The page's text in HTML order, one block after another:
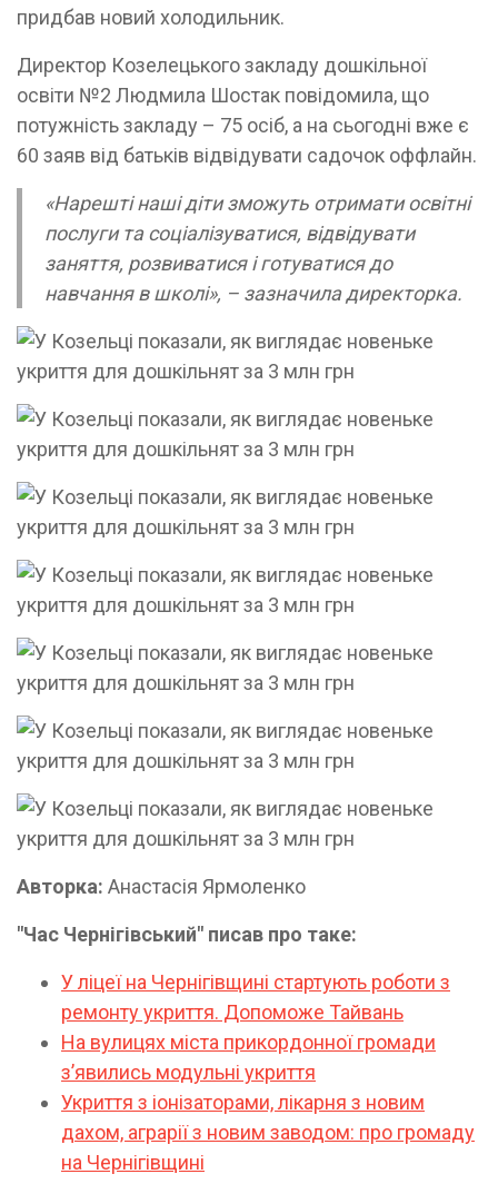
придбав новий холодильник.
Директор Козелецького закладу дошкільної
освіти №2 Людмила Шостак повідомила, що
потужність закладу – 75 осіб, а на сьогодні вже є
60 заяв від батьків відвідувати садочок оффлайн.
«Нарешті наші діти зможуть отримати освітні
послуги та соціалізуватися, відвідувати
заняття, розвиватися і готуватися до
навчання в школі», – зазначила директорка.
Авторка: Анастасія Ярмоленко
"Час Чернігівський" писав про таке:
У ліцеї на Чернігівщині стартують роботи з
ремонту укриття. Допоможе Тайвань
На вулицях міста прикордонної громади
з’явились модульні укриття
Укриття з іонізаторами, лікарня з новим
дахом, аграрії з новим заводом: про громаду
на Чернігівщині